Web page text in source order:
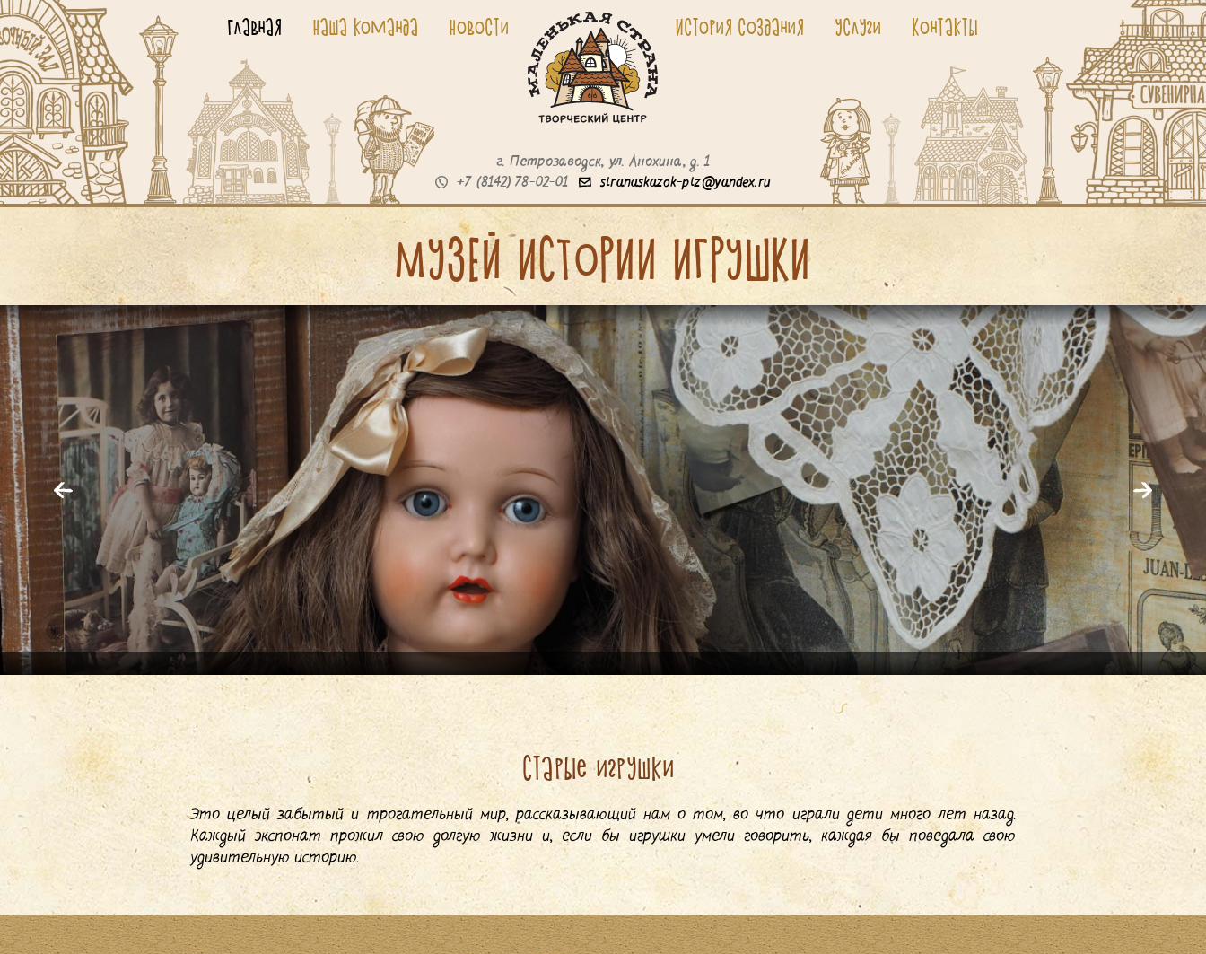
Главная Наша команда Новости История создания Услуги Контакты
г. Петрозаводск, ул. Анохина, д. 1
+7 (8142) 78-02-01
stranaskazok-ptz@yandex.ru
МУЗЕЙ ИСТоРИИ ИГРУШКИ
Старые игрушки
Это целый забытый и трогательный мир, рассказывающий нам о том, во что играли дети много лет назад.
Каждый экспонат прожил свою долгую жизни и, если бы игрушки умели говорить, каждая бы поведала свою
удивительную историю.